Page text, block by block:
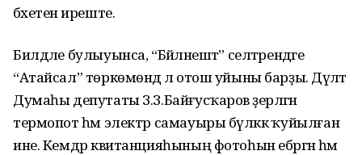
бәхетенә иреште.
Билдәле булыуынса, “Бәйләнештә” селтәрендәге
“Атайсал” төркөмөндә лә отош уйыны барҙы. Дәүләт
Думаһы депутаты З.З.Байғусҡаров әҙерләгән
термопот һәм электр самауыры бүләккә ҡуйылған
ине. Кемдәр квитанцияһының фотоһын ебәргән һәм